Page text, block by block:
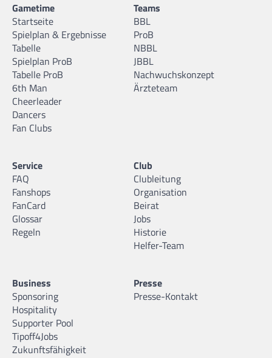
Gametime
Startseite
Spielplan & Ergebnisse
Tabelle
Spielplan ProB
Tabelle ProB
6th Man
Cheerleader
Dancers
Fan Clubs
Teams
BBL
ProB
NBBL
JBBL
Nachwuchskonzept
Ärzteteam
Service
FAQ
Fanshops
FanCard
Glossar
Regeln
Club
Clubleitung
Organisation
Beirat
Jobs
Historie
Helfer-Team
Business
Sponsoring
Hospitality
Supporter Pool
Tipoff4Jobs
Zukunftsfähigkeit
Presse
Presse-Kontakt